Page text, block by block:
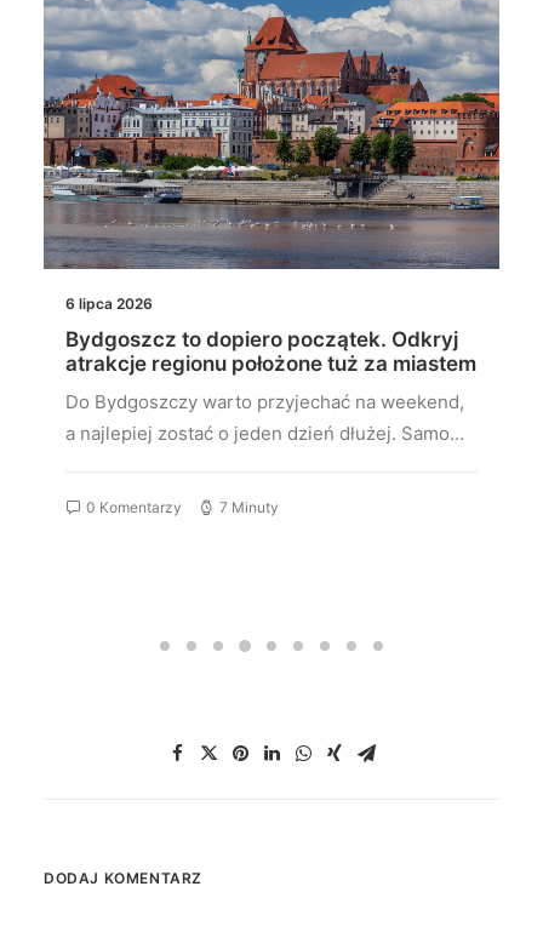
6 lipca 2026
Bydgoszcz to dopiero początek. Odkryj
atrakcje regionu położone tuż za miastem
Do Bydgoszczy warto przyjechać na weekend,
a najlepiej zostać o jeden dzień dłużej. Samo…
0 Komentarzy 7 Minuty
DODAJ KOMENTARZ